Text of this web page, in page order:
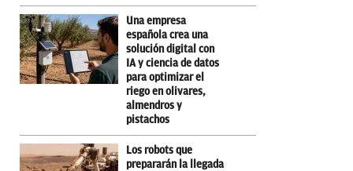
Una empresa
española crea una
solución digital con
IA y ciencia de datos
para optimizar el
riego en olivares,
almendros y
pistachos
Los robots que
prepararán la llegada